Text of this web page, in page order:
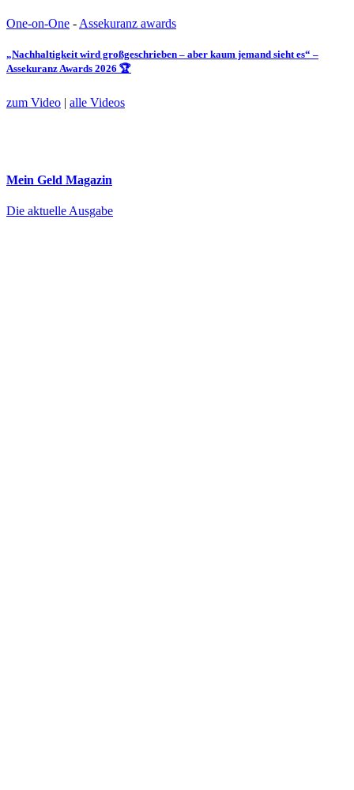
One-on-One - Assekuranz awards
„Nachhaltigkeit wird großgeschrieben – aber kaum jemand sieht es“ –
Assekuranz Awards 2026 🏆
zum Video | alle Videos
Mein Geld Magazin
Die aktuelle Ausgabe